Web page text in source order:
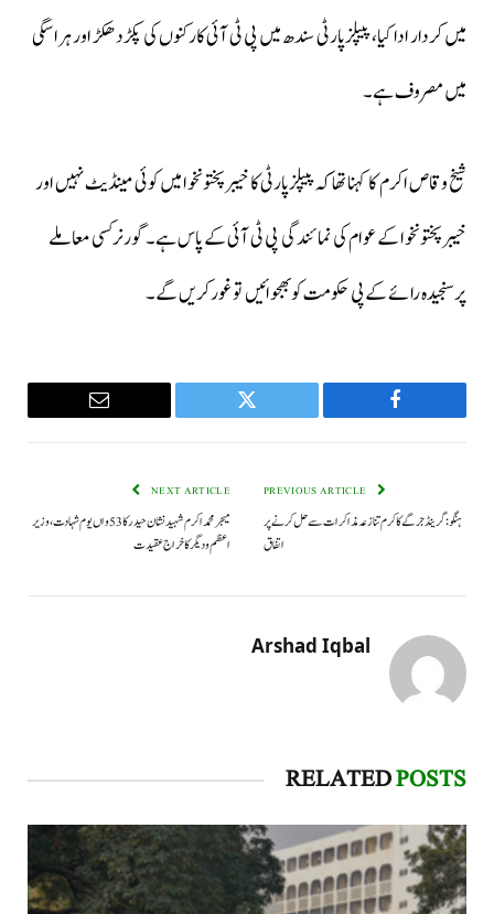
میں کردار ادا کیا، پیپلزپارٹی سندھ میں پی ٹی آئی کارکنوں کی پکڑدھکڑ اور ہراسگی
میں مصروف ہے۔
شیخ وقاص اکرم کا کہنا تھاکہ پیپلزپارٹی کا خیبرپختونخوا میں کوئی مینڈیٹ نہیں اور
خیبرپختونخوا کے عوام کی نمائندگی پی ٹی آئی کے پاس ہے۔ گورنرکسی معاملے
پرسنجیدہ رائے کےپی حکومت کوبھجوائیں توغورکریں گے۔
Facebook
Twitter
Email
ہنگو : گرینڈ جرگے کا کرم تنازعہ مذاکرات سے حل کرنے پر
اتفاق
NEXT ARTICLE
میجر محمد اکرم شہید نشان حیدر کا 53 واں یوم شہادت، وزیر
اعظم و دیگر کا خراج عقیدت
Arshad Iqbal
RELATEDPOSTS